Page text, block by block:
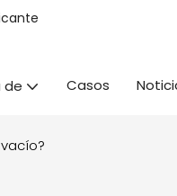
de Casos